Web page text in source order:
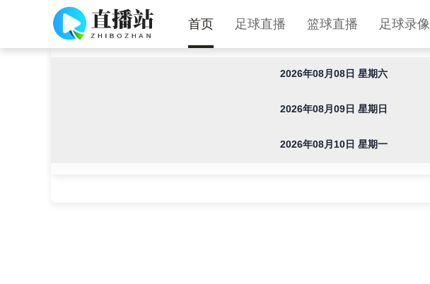
首页 足球直播 篮球直播 足球录像
世界杯直播
2026年08月08日 星期六
2026年08月09日 星期日
2026年08月10日 星期一